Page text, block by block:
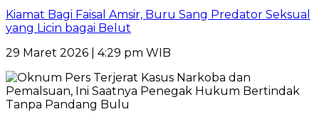
Kiamat Bagi Faisal Amsir, Buru Sang Predator Seksual
yang Licin bagai Belut
29 Maret 2026 | 4:29 pm WIB